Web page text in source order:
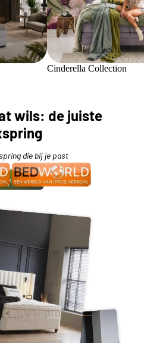
Cinderella Collection
wils: de juiste
die bij je past
meer